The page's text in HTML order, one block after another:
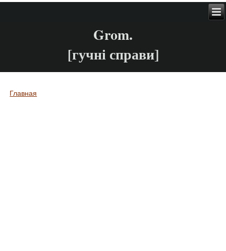
Grom.
[гучні справи]
Вы здесь
Главная